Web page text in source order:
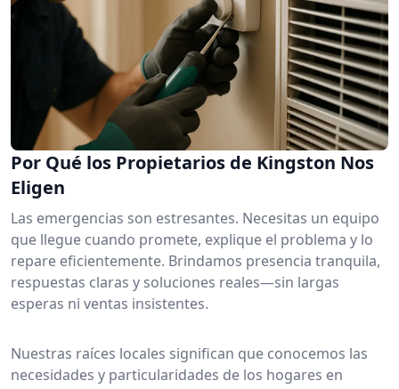
Por Qué los Propietarios de Kingston Nos
Eligen
Las emergencias son estresantes. Necesitas un equipo
que llegue cuando promete, explique el problema y lo
repare eficientemente. Brindamos presencia tranquila,
respuestas claras y soluciones reales—sin largas
esperas ni ventas insistentes.
Nuestras raíces locales significan que conocemos las
necesidades y particularidades de los hogares en